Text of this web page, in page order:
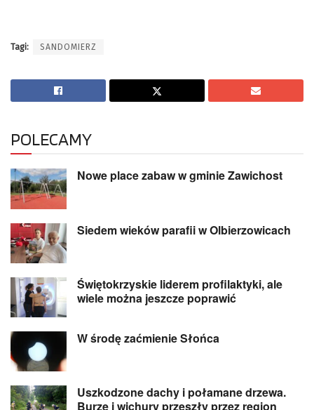
Tagi: SANDOMIERZ
POLECAMY
Nowe place zabaw w gminie Zawichost
Siedem wieków parafii w Olbierzowicach
Świętokrzyskie liderem profilaktyki, ale
wiele można jeszcze poprawić
W środę zaćmienie Słońca
Uszkodzone dachy i połamane drzewa.
Burze i wichury przeszły przez region